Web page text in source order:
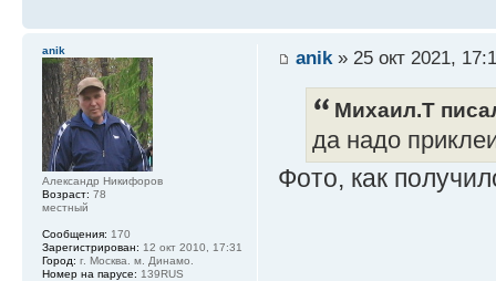
anik» 25 окт 2021,
Михаил.Т
да надо
Фото, как
anik
Александр Никифоров
Возраст: 78
местный
Сообщения: 170
Зарегистрирован: 12 окт 2010, 17:31
Город: г. Москва. м. Динамо.
Номер на парусе: 139RUS